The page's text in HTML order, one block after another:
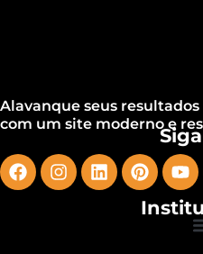
Alavanque seus
com um site moderno e